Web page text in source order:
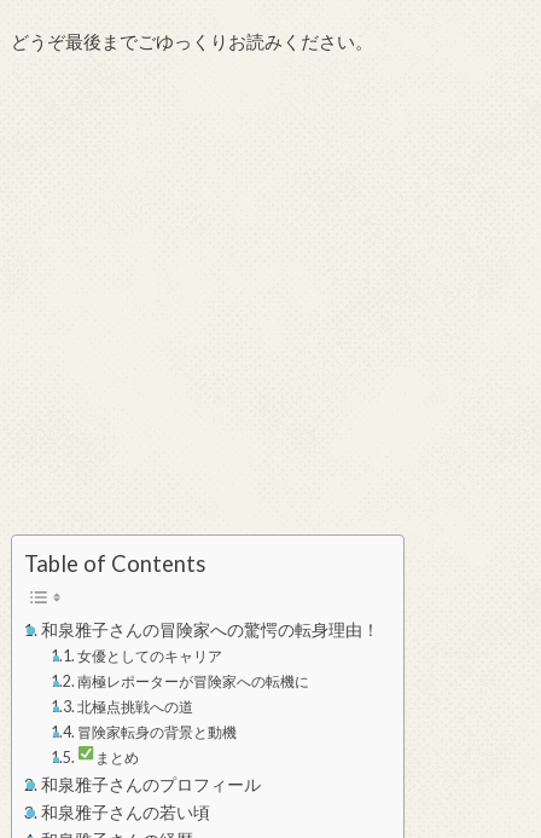
どうぞ最後までごゆっくりお読みください。
Table of Contents
和泉雅子さんの冒険家への驚愕の転身理由！
女優としてのキャリア
南極レポーターが冒険家への転機に
北極点挑戦への道
冒険家転身の背景と動機
まとめ
和泉雅子さんのプロフィール
和泉雅子さんの若い頃